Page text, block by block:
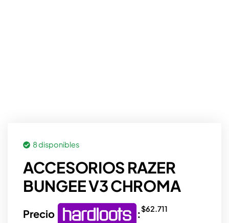
8 disponibles
ACCESORIOS RAZER
BUNGEE V3 CHROMA
Precio :$62.711